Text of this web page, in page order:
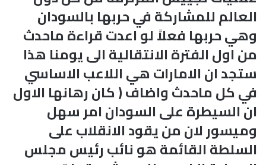
العالم للمشاركة في حربها بالسودان
وهي حربها فعلاً لو اعدت قراءة ماحدث
من اول الفترة الانتقالية الى يومنا هذا
ستجد ان الامارات هي اللاعب الاساسي
في كل ماحدث واضاف ( كان رهانها الاول
ان السيطرة على السودان امر سهل
وميسور لان من يقود الانقلاب على
السلطة القائمة هو نائب رئيس مجلس